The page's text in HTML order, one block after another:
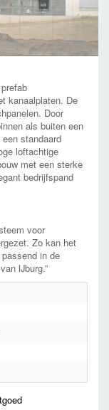
kanaalplaten. De
Door
als buiten een
standaard
loftachtige
met een sterke
bedrijfspand
voor
Zo kan het
in de
IJburg.”